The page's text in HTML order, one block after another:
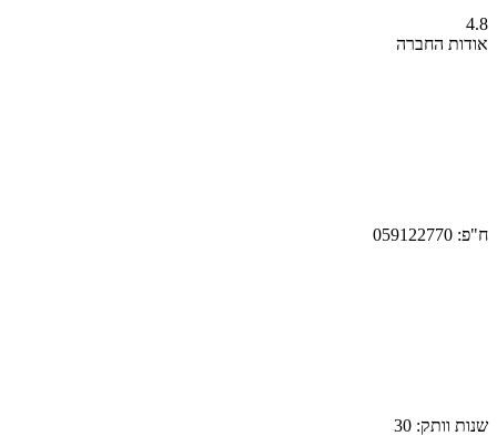
4.8
אודות החברה
ח"פ: 059122770
שנות וותק: 30